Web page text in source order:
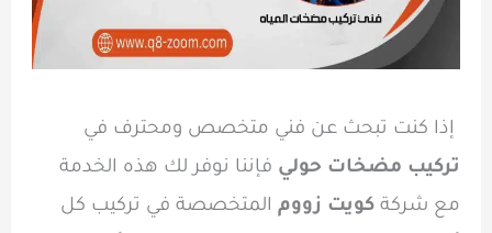
إذا كنت تبحث عن فني متخصص ومحترف في
تركيب مضخات حولي فإننا نوفر لك هذه الخدمة
مع شركةكويت زووم المتخصصة في تركيب كل